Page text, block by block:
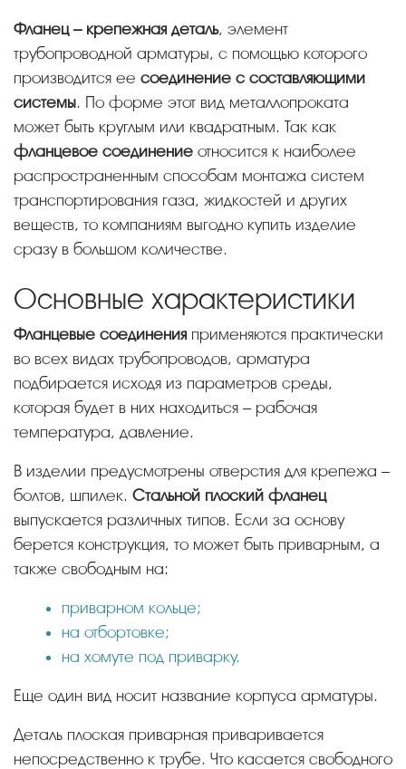
Фланец – крепежная деталь, элемент
трубопроводной арматуры, с помощью которого
производится ее соединение с составляющими
системы. По форме этот вид металлопроката
может быть круглым или квадратным. Так как
фланцевое соединение относится к наиболее
распространенным способам монтажа систем
транспортирования газа, жидкостей и других
веществ, то компаниям выгодно купить изделие
сразу в большом количестве.
Основные характеристики
Фланцевые соединения применяются практически
во всех видах трубопроводов, арматура
подбирается исходя из параметров среды,
которая будет в них находиться – рабочая
температура, давление.
В изделии предусмотрены отверстия для крепежа –
болтов, шпилек. Стальной плоский фланец
выпускается различных типов. Если за основу
берется конструкция, то может быть приварным, а
также свободным на:
приварном кольце;
на отбортовке;
на хомуте под приварку.
Еще один вид носит название корпуса арматуры.
Деталь плоская приварная приваривается
непосредственно к трубе. Что касается свободного